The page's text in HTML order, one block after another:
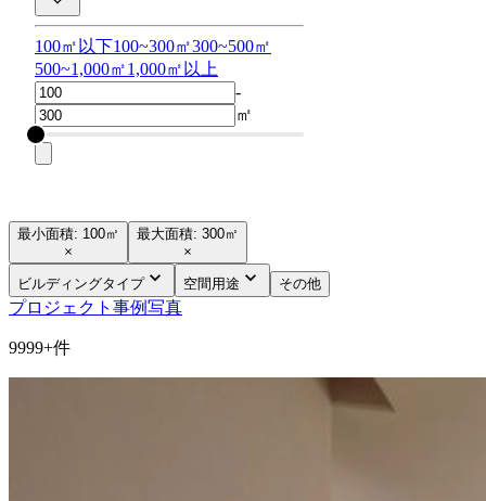
100㎡以下100~300㎡300~500㎡
500~1,000㎡1,000㎡以上
-
㎡
最小面積: 100㎡ 最大面積: 300㎡
ビルディングタイプ 空間用途 その他
プロジェクト 事例写真
9999+件